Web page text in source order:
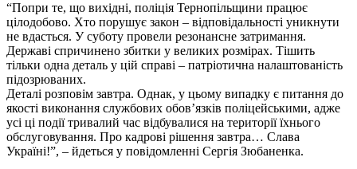
“Попри те, що вихідні, поліція Тернопільщини працює
цілодобово. Хто порушує закон – відповідальності уникнути
не вдасться. У суботу провели резонансне затримання.
Державі спричинено збитки у великих розмірах. Тішить
тільки одна деталь у цій справі – патріотична налаштованість
підозрюваних.
Деталі розповім завтра. Однак, у цьому випадку є питання до
якості виконання службових обов’язків поліцейськими, адже
усі ці події тривалий час відбувалися на території їхнього
обслуговування. Про кадрові рішення завтра… Слава
Україні!”, – йдеться у повідомленні Сергія Зюбаненка.